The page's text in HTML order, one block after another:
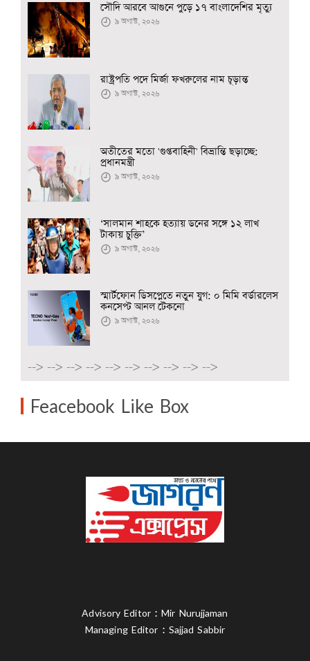
সৌদি আরবে আগুনে পুড়ে ১৭ বাংলাদেশির মৃত্যু
৯ অগাস্ট, ২০২৬
রাষ্ট্রপতি পদে মির্জা ফখরুলের নাম চূড়ান্ত
৯ অগাস্ট, ২০২৬
অতীতের মতো 'গুপ্তবাহিনী' বিভ্রান্তি ছড়াচ্ছে:
প্রধানমন্ত্রী
৯ অগাস্ট, ২০২৬
‘সালমান শাহকে হত্যায় ডনের সঙ্গে ১২ লাখ
টাকায় চুক্তি’
৯ অগাস্ট, ২০২৬
স্মার্টফোন ডিসপ্লেতে নতুন যুগ: ০ মিমি বর্ডারলেস
কনসেপ্ট আনল টেকনো
৯ অগাস্ট, ২০২৬
--> --> --> --> --> --> --> --> --> -->
Feacebook Like Box
Advisory Editor : Mir Nurujjaman
Managing Editor : Sajjad Sabbir